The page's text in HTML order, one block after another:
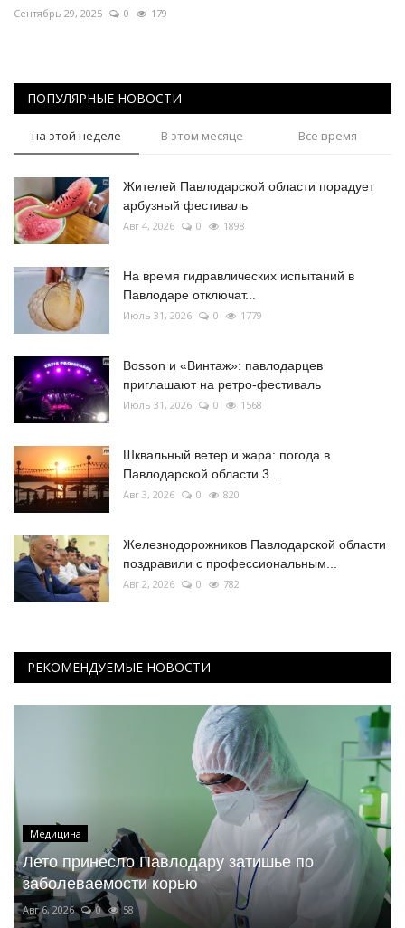
Сентябрь 29, 2025 0 179
ПОПУЛЯРНЫЕ НОВОСТИ
на этой неделе В этом месяце Все время
Жителей Павлодарской области порадует
арбузный фестиваль
Авг 4, 2026 0 1898
На время гидравлических испытаний в
Павлодаре отключат...
Июль 31, 2026 0 1779
Bosson и «Винтаж»: павлодарцев
приглашают на ретро-фестиваль
Июль 31, 2026 0 1568
Шквальный ветер и жара: погода в
Павлодарской области 3...
Авг 3, 2026 0 820
Железнодорожников Павлодарской области
поздравили с профессиональным...
Авг 2, 2026 0 782
РЕКОМЕНДУЕМЫЕ НОВОСТИ
Медицина
Лето принесло Павлодару затишье по
заболеваемости корью
Авг 6, 2026 0 58